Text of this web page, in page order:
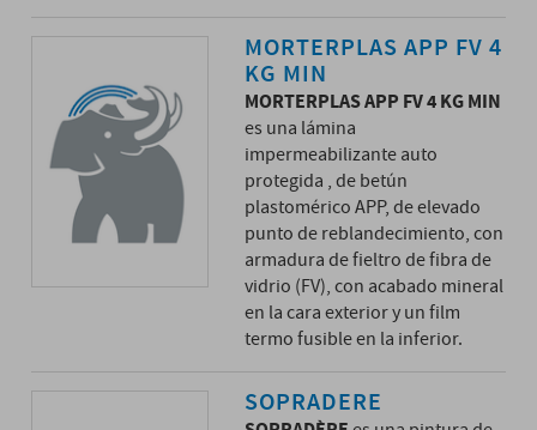
MORTERPLAS APP FV 4
KG MIN
MORTERPLAS APP FV 4 KG MIN
es una lámina
impermeabilizante auto
protegida , de betún
plastomérico APP, de elevado
punto de reblandecimiento, con
armadura de fieltro de fibra de
vidrio (FV), con acabado mineral
en la cara exterior y un film
termo fusible en la inferior.
SOPRADERE